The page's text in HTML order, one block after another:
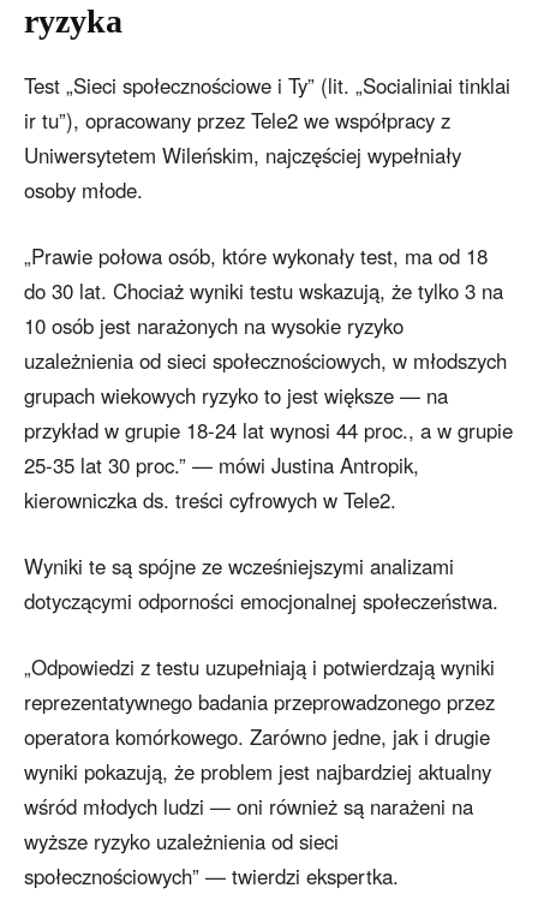
ryzyka
Test „Sieci społecznościowe i Ty” (lit. „Socialiniai tinklai
ir tu”), opracowany przez Tele2 we współpracy z
Uniwersytetem Wileńskim, najczęściej wypełniały
osoby młode.
„Prawie połowa osób, które wykonały test, ma od 18
do 30 lat. Chociaż wyniki testu wskazują, że tylko 3 na
10 osób jest narażonych na wysokie ryzyko
uzależnienia od sieci społecznościowych, w młodszych
grupach wiekowych ryzyko to jest większe — na
przykład w grupie 18-24 lat wynosi 44 proc., a w grupie
25-35 lat 30 proc.” — mówi Justina Antropik,
kierowniczka ds. treści cyfrowych w Tele2.
Wyniki te są spójne ze wcześniejszymi analizami
dotyczącymi odporności emocjonalnej społeczeństwa.
„Odpowiedzi z testu uzupełniają i potwierdzają wyniki
reprezentatywnego badania przeprowadzonego przez
operatora komórkowego. Zarówno jedne, jak i drugie
wyniki pokazują, że problem jest najbardziej aktualny
wśród młodych ludzi — oni również są narażeni na
wyższe ryzyko uzależnienia od sieci
społecznościowych” — twierdzi ekspertka.